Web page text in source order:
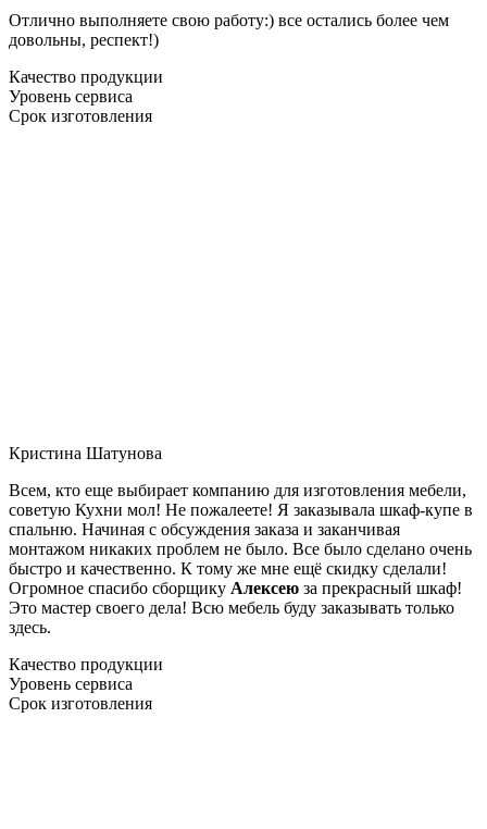
Отлично выполняете свою работу:) все остались более чем
довольны, респект!)
Качество продукции
Уровень сервиса
Срок изготовления
Кристина Шатунова
Всем, кто еще выбирает компанию для изготовления мебели,
советую Кухни мол! Не пожалеете! Я заказывала шкаф-купе в
спальню. Начиная с обсуждения заказа и заканчивая
монтажом никаких проблем не было. Все было сделано очень
быстро и качественно. К тому же мне ещё скидку сделали!
Огромное спасибо сборщику Алексею за прекрасный шкаф!
Это мастер своего дела! Всю мебель буду заказывать только
здесь.
Качество продукции
Уровень сервиса
Срок изготовления